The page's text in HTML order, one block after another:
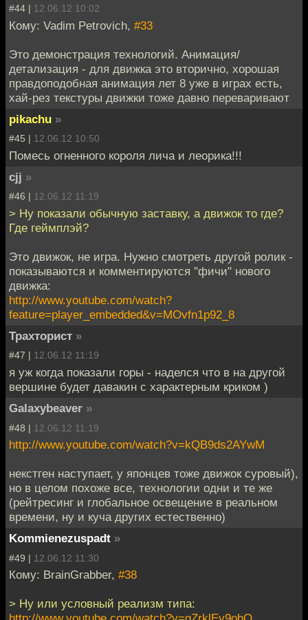
#44 | 12.06.12 10:02
Кому: Vadim Petrovich, #33
Это демонстрация технологий. Анимация/
детализация - для движка это вторично, хорошая
правдоподобная анимация лет 8 уже в играх есть,
хай-рез текстуры движки тоже давно переваривают
pikachu »
#45 | 12.06.12 10:50
Помесь огненного короля лича и леорика!!!
cjj »
#46 | 12.06.12 11:19
> Ну показали обычную заставку, а движок то где?
Где геймплэй?
Это движок, не игра. Нужно смотреть другой ролик -
показываются и комментируются "фичи" нового
движка:
http://www.youtube.com/watch?
feature=player_embedded&v=MOvfn1p92_8
Трахторист »
#47 | 12.06.12 11:19
я уж когда показали горы - наделся что в на другой
вершине будет давакин с характерным криком )
Galaxybeaver »
#48 | 12.06.12 11:19
http://www.youtube.com/watch?v=kQB9ds2AYwM
некстген наступает, у японцев тоже движок суровый),
но в целом похоже все, технологии одни и те же
(рейтресинг и глобальное освещение в реальном
времени, ну и куча других естественно)
Kommienezuspadt »
#49 | 12.06.12 11:30
Кому: BrainGrabber, #38
> Ну или условный реализм типа: